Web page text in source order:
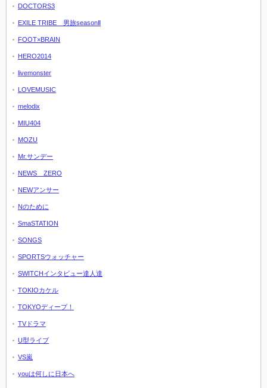
DOCTORS3
EXILE TRIBE 男旅seasonⅡ
FOOT×BRAIN
HERO2014
livemonster
LOVEMUSIC
melodix
MIU404
MOZU
Mr.サンデー
NEWS ZERO
NEWアンサー
Nのために
SmaSTATION
SONGS
SPORTSウォッチャー
SWITCHインタビュー達人達
TOKIOカケル
TOKYOディープ！
TVドラマ
U型ライブ
VS嵐
youは何しに日本へ